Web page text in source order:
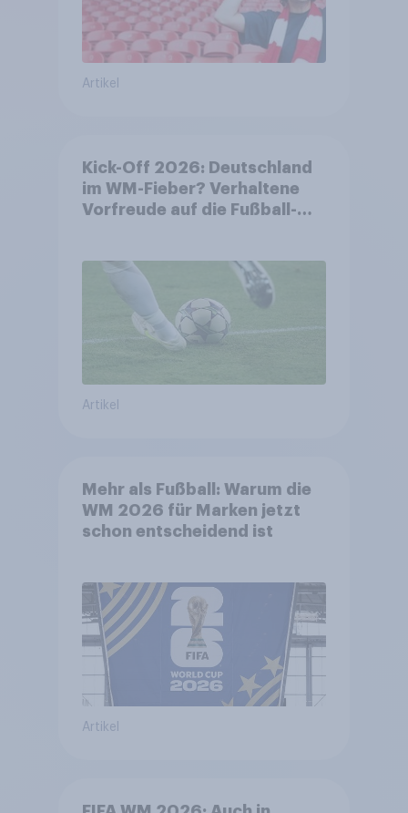
Artikel
Kick-Off 2026: Deutschland
im WM-Fieber? Verhaltene
Vorfreude auf die Fußball-
Artikel
Mehr als Fußball: Warum die
WM 2026 für Marken jetzt
schon entscheidend ist
Artikel